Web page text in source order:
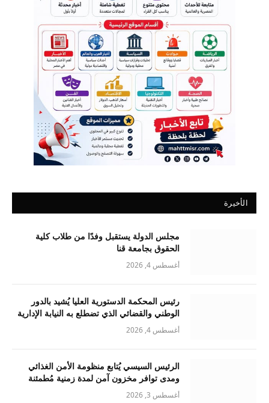
الأخيرة
مجلس الدولة يستقبل وفدًا من طلاب كلية
الحقوق بجامعة قنا
أغسطس 4, 2026
رئيس المحكمة الدستورية العليا يُشيد بالدور
الوطني والقضائي الذي تضطلع به النيابة الإدارية
أغسطس 4, 2026
الرئيس السيسي يُتابع منظومة الأمن الغذائي
ومدى توافر مخزون آمن لمدة زمنية مُطمئنة
أغسطس 3, 2026